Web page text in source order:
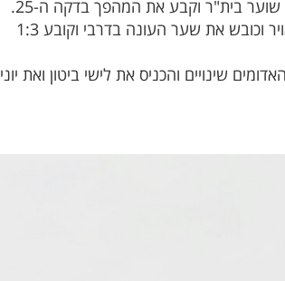
לא עוברות עוד 2 דקות ושימי ביטון שנלחם על כל כדור, עושה סלאלום ברחבת ה16 ומקפיץ מעל שוער בית"ר וקבע את המהפך בדקה ה-25.
בשלב זה, האדומים השתלטו על המשחק ובדקה ה-28 הרמת קרן מושלמת גולן עמוס בועט מהאויר וכובש את שער העונה בדרבי וקובע 1:3
מאמן האדומים שינויים והכניס את לישי ביטון ואת יוני